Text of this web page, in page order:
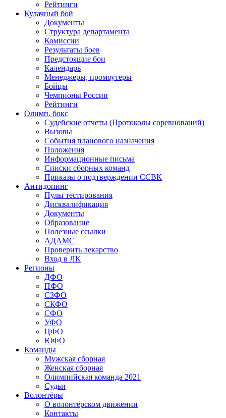
Рейтинги
Кулачный бой
Документы
Структура департамента
Комиссии
Результаты боев
Предстоящие бои
Календарь
Менеджеры, промоутеры
Бойцы
Чемпионы России
Рейтинги
Олимп. бокс
Судейские отчеты (Протоколы соревнований)
Вызовы
События планового назначения
Положения
Информационные письма
Списки сборных команд
Приказы о подтверждении ССВК
Антидопинг
Пулы тестирования
Дисквалификация
Документы
Образование
Полезные ссылки
АДАМС
Проверить лекарство
Вход в ЛК
Регионы
ДФО
ПФО
СЗФО
СКФО
СФО
УФО
ЦФО
ЮФО
Команды
Мужская сборная
Женская сборная
Олимпийская команда 2021
Судьи
Волонтёры
О волонтёрском движении
Контакты